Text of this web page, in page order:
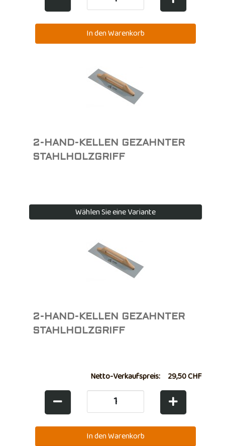
2-HAND-KELLEN GEZAHNTER
STAHLHOLZGRIFF
Wählen Sie eine Variante
2-HAND-KELLEN GEZAHNTER
STAHLHOLZGRIFF
Netto-Verkaufspreis: 29,50 CHF